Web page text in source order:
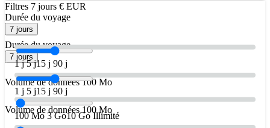
Filtres 7 jours € EUR
Durée du voyage
7 jours
1 j 5 j15 j 90 j
Volume de données 100 Mo
100 Mo 3 Go10 Go Illimité
Durée du voyage
7 jours
1 j 5 j15 j 90 j
Volume de données 100 Mo